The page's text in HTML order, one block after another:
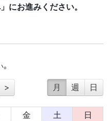
にお進みください。
月 週 日
>
金 土 日